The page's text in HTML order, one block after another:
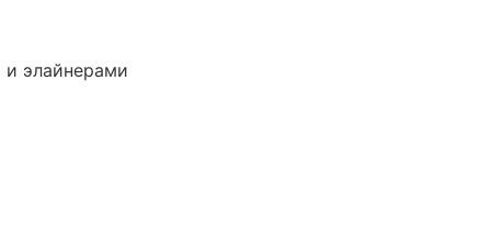
и элайнерами